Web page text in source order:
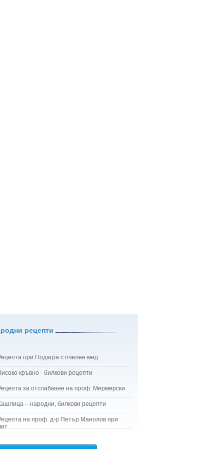
рецепти
при Подагра с пчелен мед
кръвно - билкови рецепти
за отслабване на проф. Мермерски
– народни, билкови рецепти
на проф. д-р Петър Манолов при